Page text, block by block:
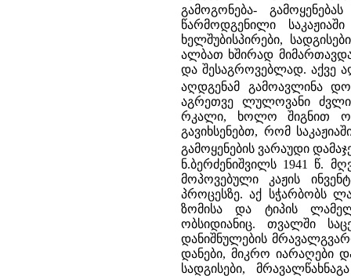
გამოგონება-
წარმოდგენილი
ხელშუბისპირები,
ალბათ ხშირად მიმართავდა
და შესაგროვებლად. აქვე
აღდგენამ გამოავლინა
აგრეთვე ლულოვანი
რკალი, ხოლო შიგნით
გავიხსენებთ, რომ
გამოყენების ვარაუდი
ნ.ბერძენიშვილს 1941 წ.
მოპოვებული კაჟის
პროცესზე. აქ სჭარბობს
ზომისა და ტიპის
ობსიდიანიც. თვალში
დანიშნულების
დანები, მიკრო იარაღები
სადგისები,